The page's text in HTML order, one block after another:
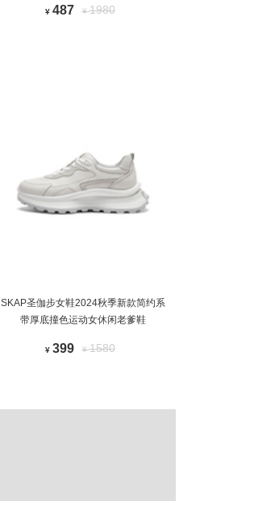
¥ 487 ¥1980
SKAP圣伽步女鞋2024秋季新款简约系
带厚底撞色运动女休闲老爹鞋
¥ 399 ¥1580